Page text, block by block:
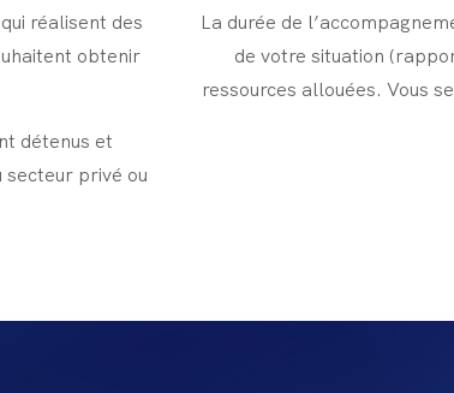
réalisent des
obtenir
détenus et
privé ou
La durée de
de votre situation
ressources allouées. Vous